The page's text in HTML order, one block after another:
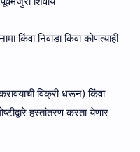
किंवा निवाडा किंवा कोणत्याही
विक्री धरून) किंवा
हस्तांतरण करता येणार